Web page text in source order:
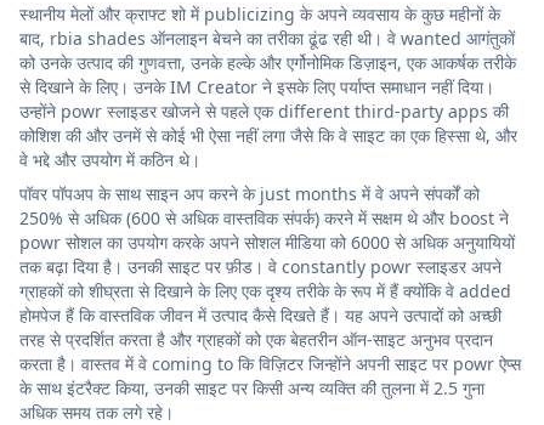
स्थानीय मेलों और क्राफ्ट शो में publicizing के अपने व्यवसाय के कुछ महीनों के
बाद, rbia shades ऑनलाइन बेचने का तरीका ढूंढ रही थी। वे wanted आगंतुकों
को उनके उत्पाद की गुणवत्ता, उनके हल्के और एर्गोनोमिक डिज़ाइन, एक आकर्षक तरीके
से दिखाने के लिए। उनके IM Creator ने इसके लिए पर्याप्त समाधान नहीं दिया।
उन्होंने powr स्लाइडर खोजने से पहले एक different third-party apps की
कोशिश की और उनमें से कोई भी ऐसा नहीं लगा जैसे कि वे साइट का एक हिस्सा थे, और
वे भद्दे और उपयोग में कठिन थे।
पॉवर पॉपअप के साथ साइन अप करने के just months में वे अपने संपर्कों को
250% से अधिक (600 से अधिक वास्तविक संपर्क) करने में सक्षम थे और boost ने
powr सोशल का उपयोग करके अपने सोशल मीडिया को 6000 से अधिक अनुयायियों
तक बढ़ा दिया है। उनकी साइट पर फ़ीड। वे constantly powr स्लाइडर अपने
ग्राहकों को शीघ्रता से दिखाने के लिए एक दृश्य तरीके के रूप में हैं क्योंकि वे added
होमपेज हैं कि वास्तविक जीवन में उत्पाद कैसे दिखते हैं। यह अपने उत्पादों को अच्छी
तरह से प्रदर्शित करता है और ग्राहकों को एक बेहतरीन ऑन-साइट अनुभव प्रदान
करता है। वास्तव में वे coming to कि विज़िटर जिन्होंने अपनी साइट पर powr ऐप्स
के साथ इंटरैक्ट किया, उनकी साइट पर किसी अन्य व्यक्ति की तुलना में 2.5 गुना
अधिक समय तक लगे रहे।